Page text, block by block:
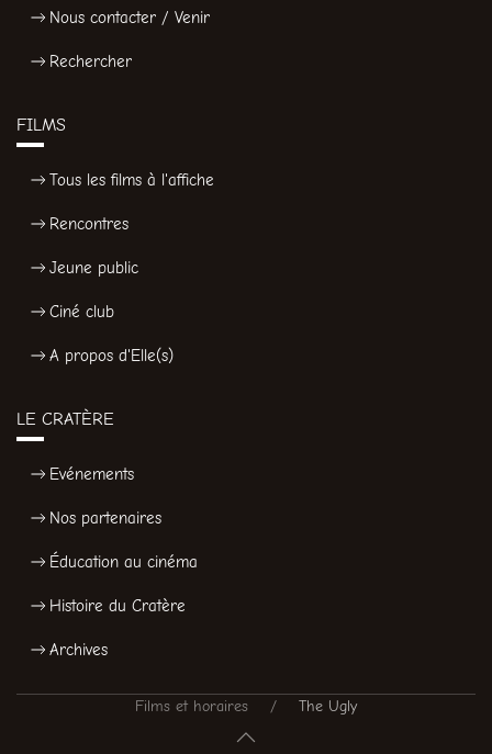
Nous contacter / Venir
Rechercher
FILMS
Tous les films à l'affiche
Rencontres
Jeune public
Ciné club
A propos d'Elle(s)
LE CRATÈRE
Evénements
Nos partenaires
Éducation au cinéma
Histoire du Cratère
Archives
Films et horaires The Ugly